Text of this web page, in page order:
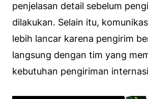
penjelasan detail sebelum
dilakukan. Selain itu,
lebih lancar karena pengirim
langsung dengan tim yang
kebutuhan pengiriman